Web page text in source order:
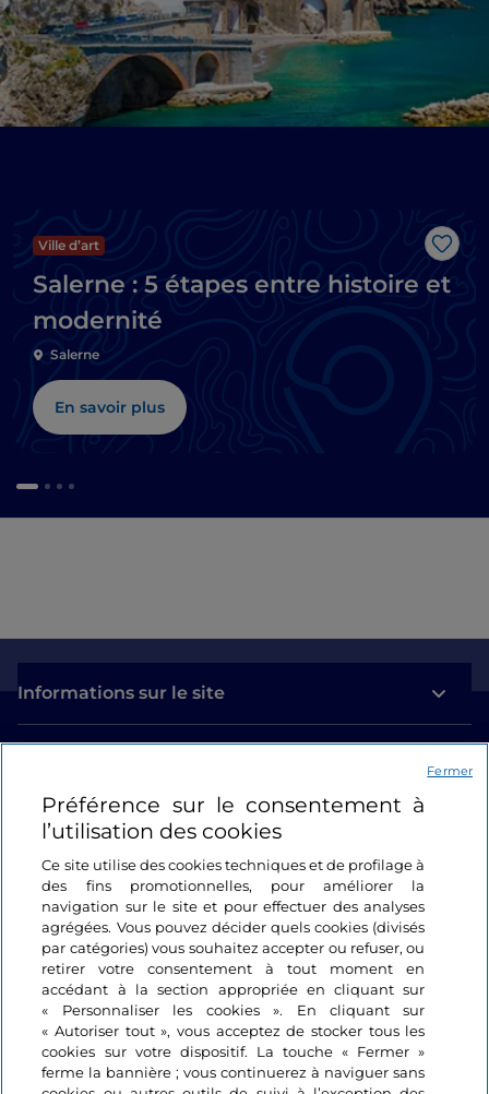
Ville d’art
Salerne : 5 étapes entre histoire et
modernité
Salerne
En savoir plus
Informations sur le site
Se connecter
Suivez-nous
Préférence sur le consentement à
l’utilisation des cookies
Ce site utilise des cookies techniques et de profilage à
des fins promotionnelles, pour améliorer la
navigation sur le site et pour effectuer des analyses
agrégées. Vous pouvez décider quels cookies (divisés
par catégories) vous souhaitez accepter ou refuser, ou
retirer votre consentement à tout moment en
accédant à la section appropriée en cliquant sur
« Personnaliser les cookies ». En cliquant sur
« Autoriser tout », vous acceptez de stocker tous les
cookies sur votre dispositif. La touche « Fermer »
ferme la bannière ; vous continuerez à naviguer sans
Fermer